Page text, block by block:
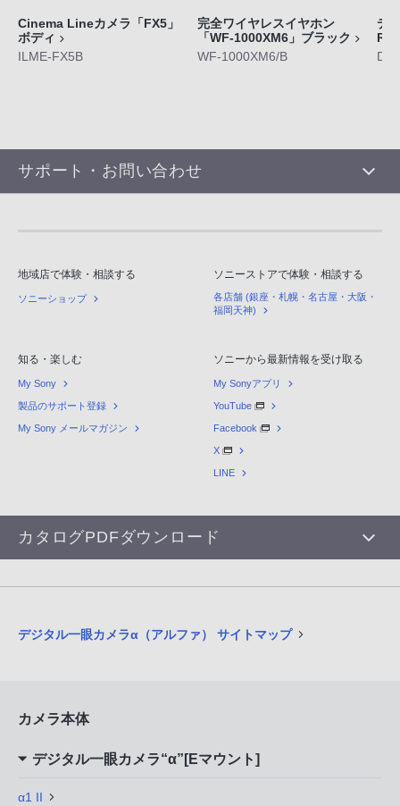
Cinema Lineカメラ「FX5」
ボディ
ILME-FX5B
完全ワイヤレスイヤホン
「WF-1000XM6」ブラック
WF-1000XM6/B
デ
サポート・お問い合わせ
地域店で体験・相談する
ソニーショップ
ソニーストアで体験・相談する
各店舗 (銀座・札幌・名古屋・大阪・
福岡天神)
知る・楽しむ
My Sony
製品のサポート登録
My Sony メールマガジン
ソニーから最新情報を受け取る
My Sonyアプリ
YouTube
Facebook
X
LINE
カタログPDFダウンロード
デジタル一眼カメラα（アルファ） サイトマップ
カメラ本体
デジタル一眼カメラ“α”[Eマウント]
α1 II